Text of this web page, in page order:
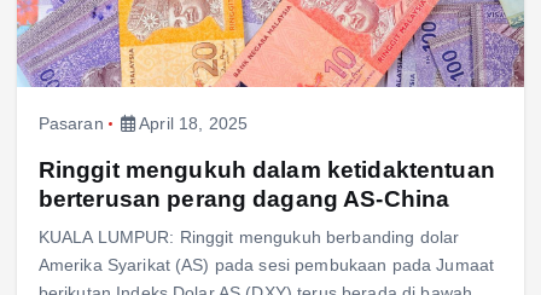
Pasaran April 18, 2025
Ringgit mengukuh dalam ketidaktentuan
berterusan perang dagang AS-China
KUALA LUMPUR: Ringgit mengukuh berbanding dolar
Amerika Syarikat (AS) pada sesi pembukaan pada Jumaat